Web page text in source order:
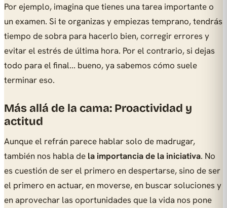
Por ejemplo, imagina que tienes una tarea importante o
un examen. Si te organizas y empiezas temprano, tendrás
tiempo de sobra para hacerlo bien, corregir errores y
evitar el estrés de última hora. Por el contrario, si dejas
todo para el final... bueno, ya sabemos cómo suele
terminar eso.
Más allá de la cama: Proactividad y
actitud
Aunque el refrán parece hablar solo de madrugar,
también nos habla de la importancia de la iniciativa. No
es cuestión de ser el primero en despertarse, sino de ser
el primero en actuar, en moverse, en buscar soluciones y
en aprovechar las oportunidades que la vida nos pone